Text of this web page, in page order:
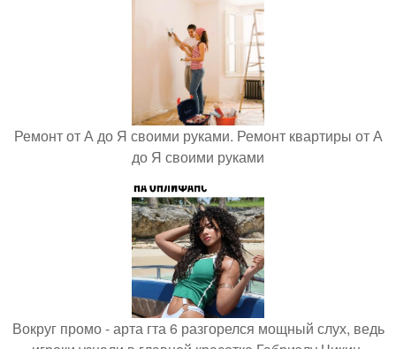
Ремонт от А до Я своими руками. Ремонт квартиры от А
до Я своими руками
Вокруг промо - арта гта 6 разгорелся мощный слух, ведь